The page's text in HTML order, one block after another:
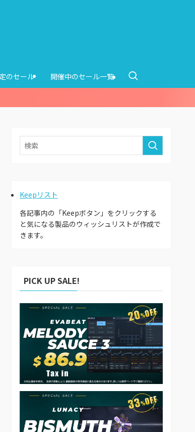
のセール 開催中のセール一覧
Keepリスト
各記事内の「Keepボタン」をクリックする
と気になる製品のウィッシュリストが作成で
きます。
PICK UP SALE!